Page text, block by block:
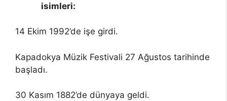
isimleri:
14 Ekim 1992’de işe girdi.
Kapadokya Müzik Festivali 27 Ağustos tarihinde
başladı.
30 Kasım 1882’de dünyaya geldi.